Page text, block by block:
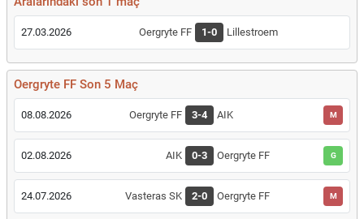
27.03.2026 Oergryte FF 1-0 Lillestroem
Oergryte FF Son 5 Maç
08.08.2026 Oergryte FF 3-4 AIK M
02.08.2026 AIK 0-3 Oergryte FF G
24.07.2026 Vasteras SK 2-0 Oergryte FF M